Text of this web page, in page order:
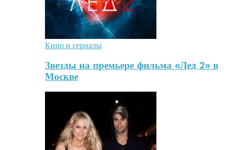
Кино и сериалы
Звезды на премьере фильма «Лед 2» в
Москве